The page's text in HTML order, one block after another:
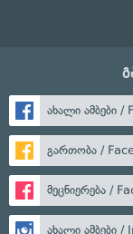
ახალი ამბები /
გართობა /
მეცნიერება /
ახალი ამბები